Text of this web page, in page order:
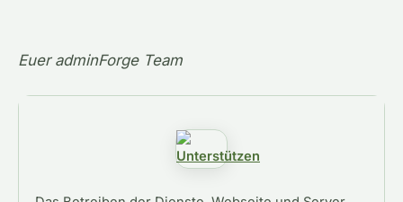
Euer adminForge Team